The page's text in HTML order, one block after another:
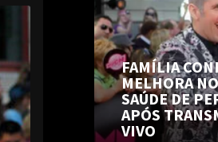
FAMÍLIA
MELHORA
SAÚDE DE
APÓS
VIVO